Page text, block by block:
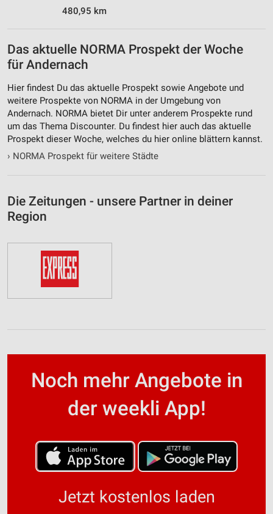
480,95 km
Das aktuelle NORMA Prospekt der Woche
für Andernach
Hier findest Du das aktuelle Prospekt sowie Angebote und
weitere Prospekte von NORMA in der Umgebung von
Andernach. NORMA bietet Dir unter anderem Prospekte rund
um das Thema Discounter. Du findest hier auch das aktuelle
Prospekt dieser Woche, welches du hier online blättern kannst.
› NORMA Prospekt für weitere Städte
Die Zeitungen - unsere Partner in deiner
Region
Noch mehr Angebote in
der weekli App!
Jetzt kostenlos laden